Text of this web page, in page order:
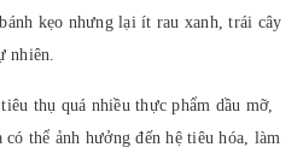
kẹo nhưng lại ít rau xanh, trái cây
nhiên.
thụ quá nhiều thực phẩm dầu mỡ,
thể ảnh hưởng đến hệ tiêu hóa, làm